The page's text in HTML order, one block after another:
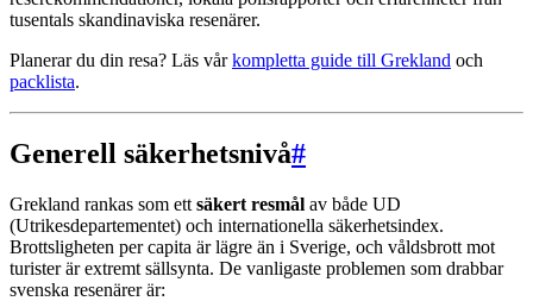
tusentals skandinaviska resenärer.
Planerar du din resa? Läs vårkompletta guide till Grekland och
packlista.
Generell säkerhetsnivå#
Grekland rankas som ett säkert resmål av både UD
(Utrikesdepartementet) och internationella säkerhetsindex.
Brottsligheten per capita är lägre än i Sverige, och våldsbrott mot
turister är extremt sällsynta. De vanligaste problemen som drabbar
svenska resenärer är: